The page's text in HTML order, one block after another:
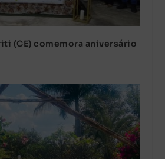
(CE) comemora aniversário